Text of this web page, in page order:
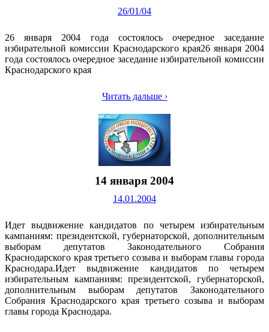
26/01/04
26 января 2004 года состоялось очередное заседание
избирательной комиссии Краснодарского края26 января 2004
года состоялось очередное заседание избирательной комиссии
Краснодарского края
Читать дальше ›
14 января 2004
14.01.2004
Идет выдвижение кандидатов по четырем избирательным
кампаниям: президентской, губернаторской, дополнительным
выборам депутатов Законодательного Собрания
Краснодарского края третьего созыва и выборам главы города
Краснодара.Идет выдвижение кандидатов по четырем
избирательным кампаниям: президентской, губернаторской,
дополнительным выборам депутатов Законодательного
Собрания Краснодарского края третьего созыва и выборам
главы города Краснодара.